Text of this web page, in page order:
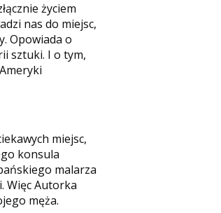
życiem
nas do miejsc,
Opowiada o
sztuki. I o tym,
miejsc,
konsula
malarza
Więc Autorka
męża.